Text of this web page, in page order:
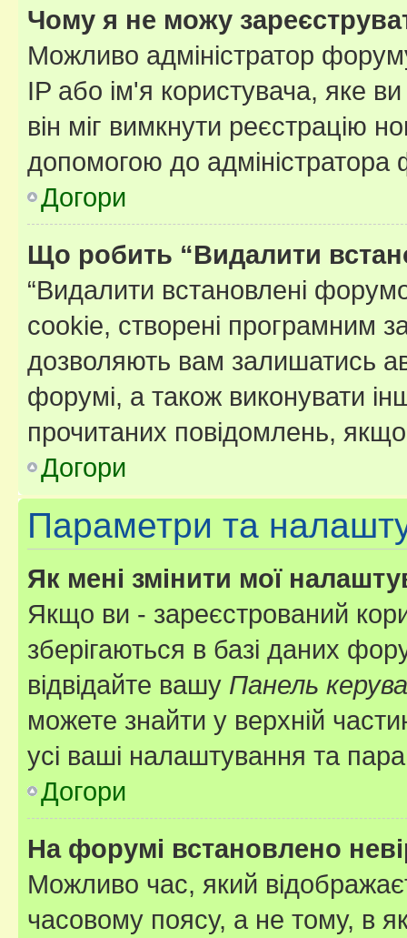
Чому я не можу
Можливо адміністратор
IP або ім'я користувача, яке
він міг вимкнути реєстрацію
допомогою до адміністратора
Догори
Що робить “Видалити
“Видалити встановлені
cookie, створені програмним
дозволяють вам залишатись
форумі, а також виконувати
прочитаних повідомлень,
Догори
Параметри та
Як мені змінити мої
Якщо ви - зареєстрований
зберігаються в базі даних
відвідайте вашу Панель
можете знайти у верхній
усі ваші налаштування та
Догори
На форумі встановлено
Можливо час, який
часовому поясу, а не тому, в